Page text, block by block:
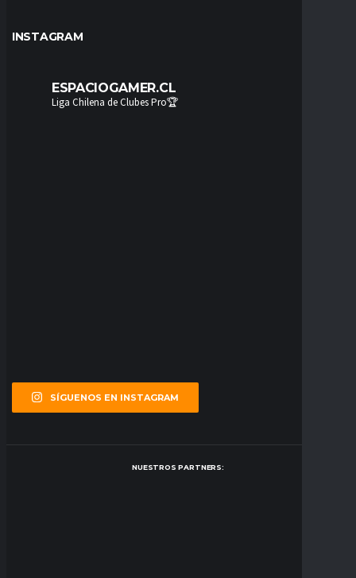
INSTAGRAM
ESPACIOGAMER.CL
Liga Chilena de Clubes Pro🏆
SÍGUENOS EN INSTAGRAM
NUESTROS PARTNERS: